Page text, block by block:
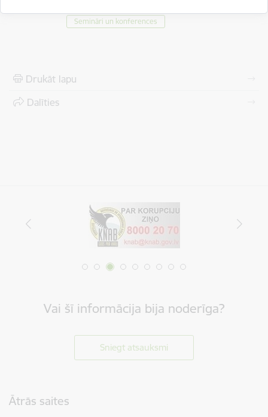
Semināri un konferences
Drukāt lapu
Dalīties
Vai šī informācija bija noderīga?
Sniegt atsauksmi
Ātrās saites